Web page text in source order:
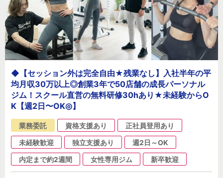
◆【セッション外は完全自由★残業なし】入社半年の平
均月収30万以上◎創業3年で50店舗の成長パーソナル
ジム！スクール直営の無料研修30hあり★未経験からO
K【週2日〜OK◎】
業務委託 資格支援あり
正社員登用あり
未経験歓迎
独立支援あり
週2日～OK
内定まで約2週間
女性専用ジム 新卒歓迎